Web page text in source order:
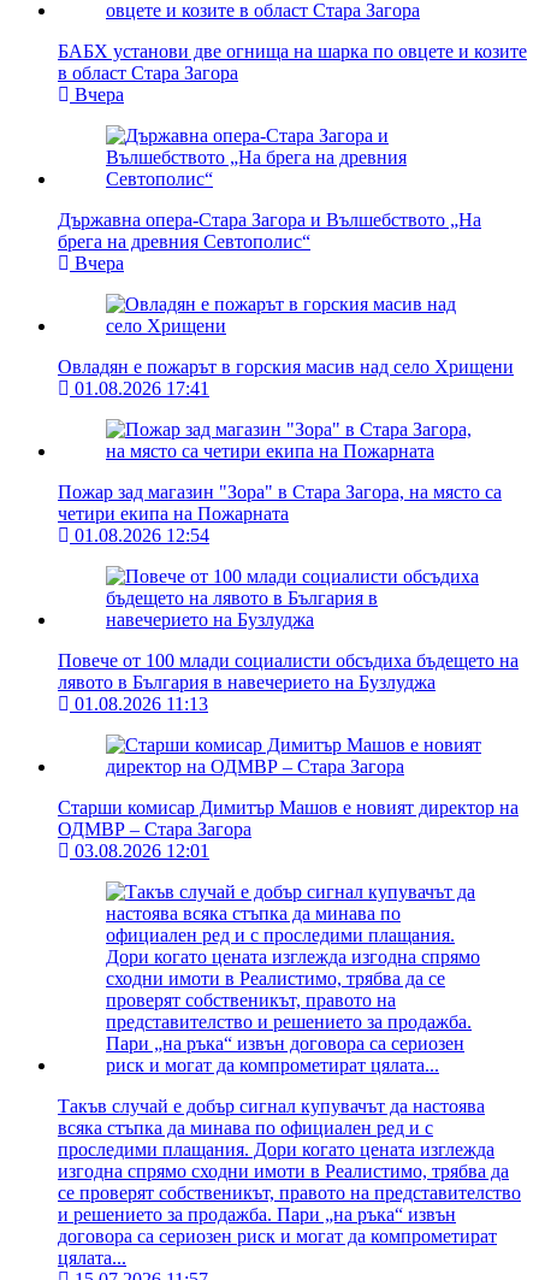
БАБХ установи две огнища на шарка по овцете и козите
в област Стара Загора
Вчера
Държавна опера-Стара Загора и Вълшебството „На
брега на древния Севтополис“
Вчера
Овладян е пожарът в горския масив над село Хрищени
01.08.2026 17:41
Пожар зад магазин "Зора" в Стара Загора, на място са
четири екипа на Пожарната
01.08.2026 12:54
Повече от 100 млади социалисти обсъдиха бъдещето на
лявото в България в навечерието на Бузлуджа
01.08.2026 11:13
Старши комисар Димитър Машов е новият директор на
ОДМВР – Стара Загора
03.08.2026 12:01
Такъв случай е добър сигнал купувачът да настоява
всяка стъпка да минава по официален ред и с
проследими плащания. Дори когато цената изглежда
изгодна спрямо сходни имоти в Реалистимо, трябва да
се проверят собственикът, правото на представителство
и решението за продажба. Пари „на ръка“ извън
договора са сериозен риск и могат да компрометират
цялата...